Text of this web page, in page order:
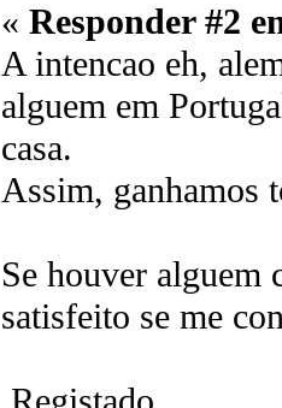
« Responder #2
A intencao eh,
alguem em
casa.
Assim, ganhamos
Se houver alguem
satisfeito se me